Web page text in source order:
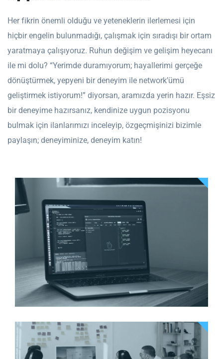
Her fikrin önemli olduğu ve yeteneklerin ilerlemesi için
hiçbir engelin bulunmadığı, çalışmak için sıradışı bir ortam
yaratmaya çalışıyoruz. Ruhun değişim ve gelişim heyecanı
ile mi dolu? “Yerimde duramıyorum; hayallerimi gerçeğe
dönüştürmek, yepyeni bir deneyim ile network’ümü
geliştirmek istiyorum!” diyorsan, aramızda yerin hazır. Eşsiz
bir deneyime hazırsanız, kendinize uygun pozisyonu
bulmak için ilanlarımızı inceleyip, özgeçmişinizi bizimle
paylaşın; deneyiminize, deneyim katın!